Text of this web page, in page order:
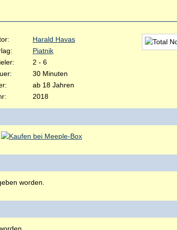
Harald Havas
Piatnik
2 - 6
30 Minuten
ab 18 Jahren
2018
worden.